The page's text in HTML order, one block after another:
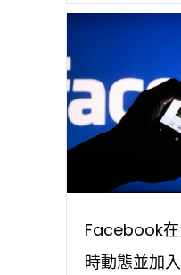
Facebook在
時動態並加